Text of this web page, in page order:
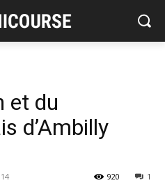
et du
d’Ambilly
1
920